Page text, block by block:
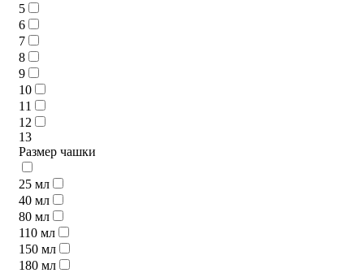
5
6
7
8
9
10
11
12
13
Размер чашки
25 мл
40 мл
80 мл
110 мл
150 мл
180 мл